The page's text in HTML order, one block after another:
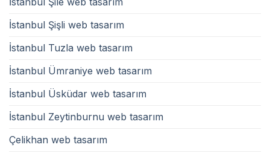
İstanbul Şişli web tasarım
İstanbul Tuzla web tasarım
İstanbul Ümraniye web tasarım
İstanbul Üsküdar web tasarım
İstanbul Zeytinburnu web tasarım
Çelikhan web tasarım